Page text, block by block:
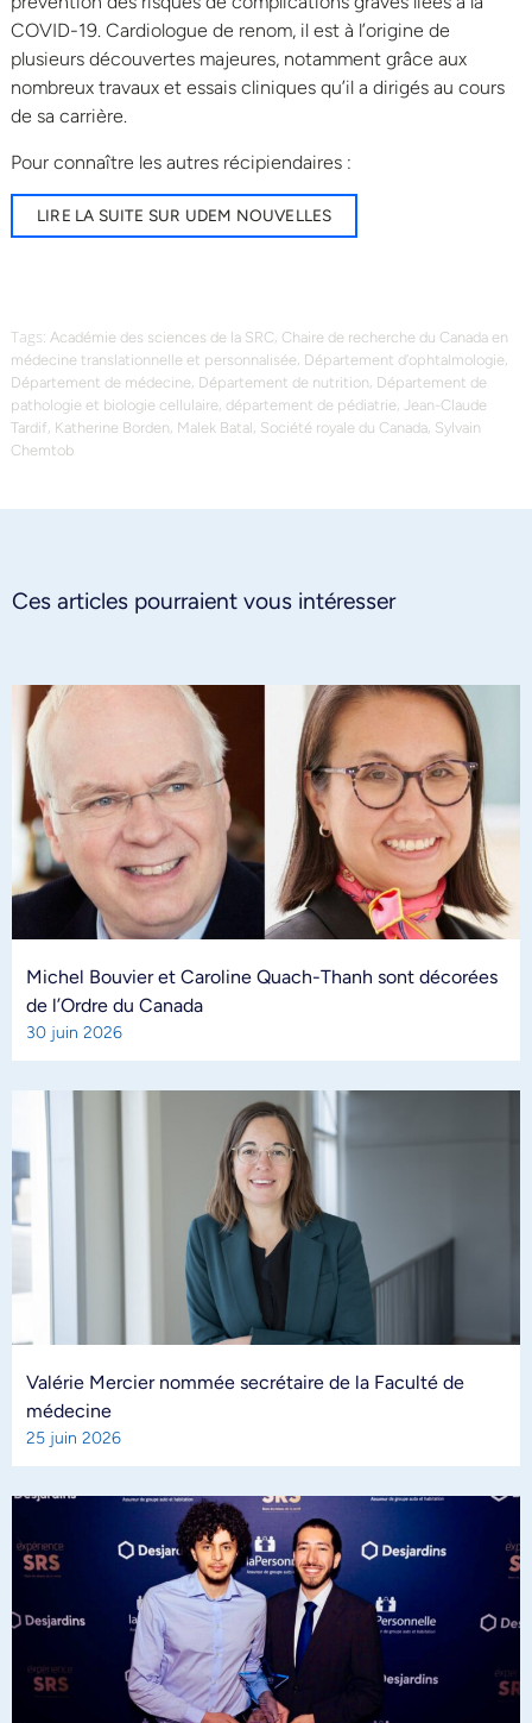
COVID-19. Cardiologue de renom, il est à l’origine de
plusieurs découvertes majeures, notamment grâce aux
nombreux travaux et essais cliniques qu’il a dirigés au cours
de sa carrière.
Pour connaître les autres récipiendaires :
LIRE LA SUITE SUR UDEM NOUVELLES
Tags: Académie des sciences de la SRC, Chaire de recherche du Canada en
médecine translationnelle et personnalisée, Département d’ophtalmologie,
Département de médecine, Département de nutrition, Département de
pathologie et biologie cellulaire, département de pédiatrie, Jean-Claude
Tardif, Katherine Borden, Malek Batal, Société royale du Canada, Sylvain
Chemtob
Ces articles pourraient vous intéresser
Michel Bouvier et Caroline Quach-Thanh sont décorées
de l’Ordre du Canada
30 juin 2026
Valérie Mercier nommée secrétaire de la Faculté de
médecine
25 juin 2026